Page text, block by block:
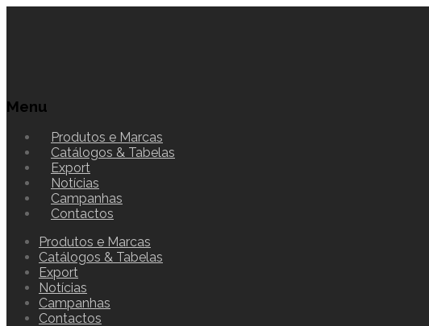
Menu
Produtos e Marcas
Catálogos & Tabelas
Export
Notícias
Campanhas
Contactos
Produtos e Marcas
Catálogos & Tabelas
Export
Notícias
Campanhas
Contactos